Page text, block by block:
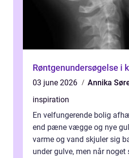
Røntgenundersøgelse i
03 june 2026
Annika
inspiration
En velfungerende bolig
end pæne vægge og nye
varme og vand skjuler sig
under gulve, men når noget